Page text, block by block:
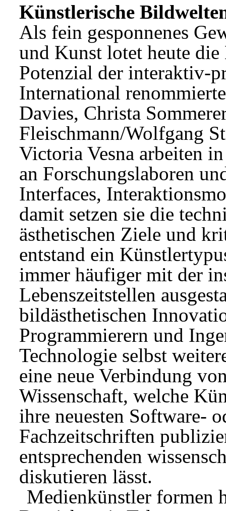
Künstlerische
Als fein gesponnenes
und Kunst lotet heute die
Potenzial der interaktiv-
International
Davies, Christa
Fleischmann/Wolfgang
Victoria Vesna arbeiten
an Forschungslaboren
Interfaces,
damit setzen sie die
ästhetischen Ziele und
entstand ein
immer häufiger mit der
Lebenszeitstellen
bildästhetischen
Programmierern und
Technologie selbst
eine neue Verbindung
Wissenschaft, welche
ihre neuesten Software-
Fachzeitschriften
entsprechenden
diskutieren lässt.
Medienkünstler formen